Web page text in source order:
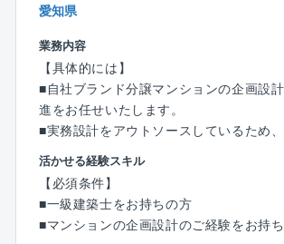
愛知県
業務内容
【具体的には】
■自社ブランド分譲マンションの企画設
進をお任せいたします。
■実務設計をアウトソースしているため
成、販売用パンフ、トレース作成等クリ
業務に集中できます。
■発注者側としての業務の為、スケジュー
すく、やりがいを持って業務に向き合う
環境です！
活かせる経験スキル
【必須条件】
■一級建築士をお持ちの方
■マンションの企画設計のご経験をお持